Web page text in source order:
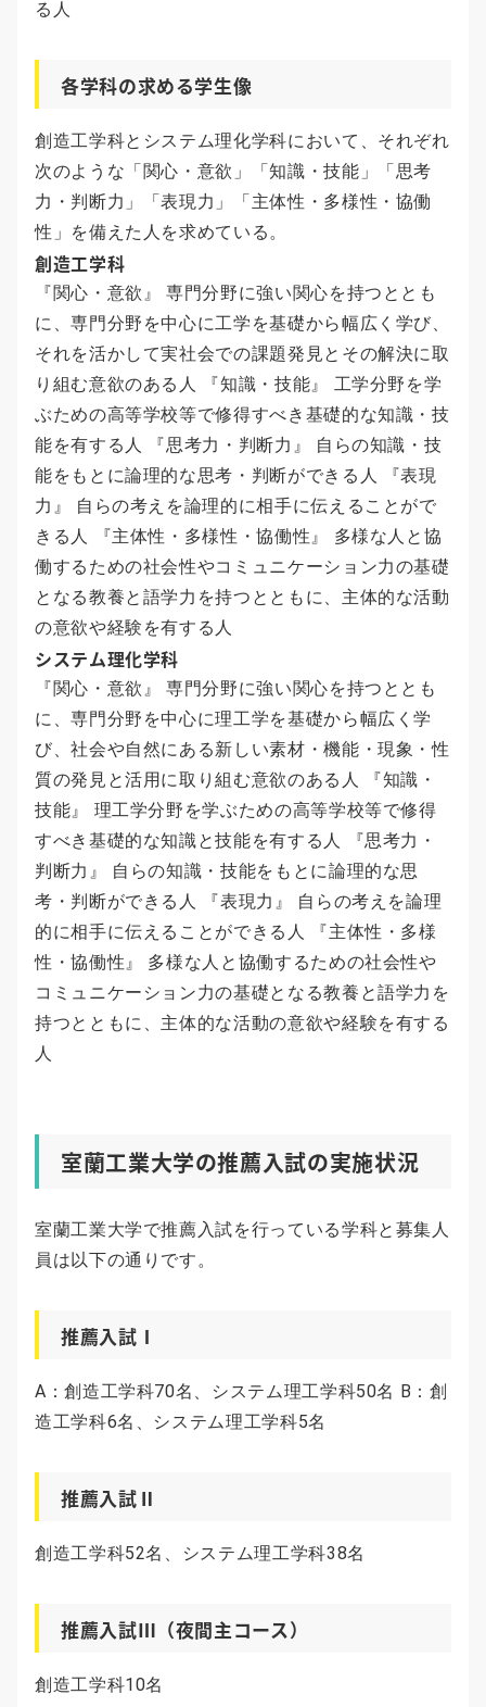
る人
各学科の求める学生像
創造工学科とシステム理化学科において、それぞれ
次のような「関心・意欲」「知識・技能」「思考
力・判断力」「表現力」「主体性・多様性・協働
性」を備えた人を求めている。
創造工学科
『関心・意欲』 専門分野に強い関心を持つととも
に、専門分野を中心に工学を基礎から幅広く学び、
それを活かして実社会での課題発見とその解決に取
り組む意欲のある人 『知識・技能』 工学分野を学
ぶための高等学校等で修得すべき基礎的な知識・技
能を有する人 『思考力・判断力』 自らの知識・技
能をもとに論理的な思考・判断ができる人 『表現
力』 自らの考えを論理的に相手に伝えることがで
きる人 『主体性・多様性・協働性』 多様な人と協
働するための社会性やコミュニケーション力の基礎
となる教養と語学力を持つとともに、主体的な活動
の意欲や経験を有する人
システム理化学科
『関心・意欲』 専門分野に強い関心を持つととも
に、専門分野を中心に理工学を基礎から幅広く学
び、社会や自然にある新しい素材・機能・現象・性
質の発見と活用に取り組む意欲のある人 『知識・
技能』 理工学分野を学ぶための高等学校等で修得
すべき基礎的な知識と技能を有する人 『思考力・
判断力』 自らの知識・技能をもとに論理的な思
考・判断ができる人 『表現力』 自らの考えを論理
的に相手に伝えることができる人 『主体性・多様
性・協働性』 多様な人と協働するための社会性や
コミュニケーション力の基礎となる教養と語学力を
持つとともに、主体的な活動の意欲や経験を有する
人
室蘭工業大学の推薦入試の実施状況
室蘭工業大学で推薦入試を行っている学科と募集人
員は以下の通りです。
推薦入試Ⅰ
A：創造工学科70名、システム理工学科50名 B：創
造工学科6名、システム理工学科5名
推薦入試Ⅱ
創造工学科52名、システム理工学科38名
推薦入試Ⅲ（夜間主コース）
創造工学科10名